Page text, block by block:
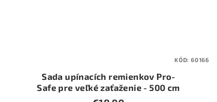
Sada upínacích remienkov Pro-
Safe pre veľké zaťaženie - 500 cm
KÓD: 60166